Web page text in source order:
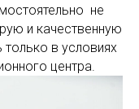
не
и качественную
в условиях
центра.